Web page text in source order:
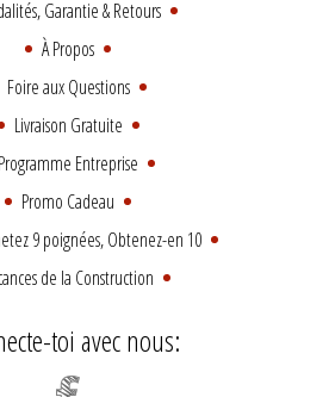
Garantie & Retours
À Propos
Foire aux Questions
Livraison Gratuite
Programme Entreprise
Promo Cadeau
9 poignées, Obtenez-en 10
de la Construction
toi avec nous: